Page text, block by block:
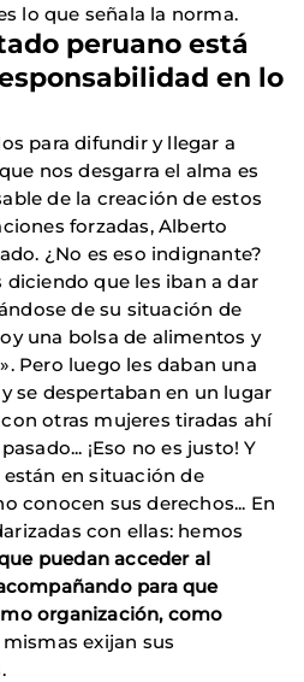
lo que señala la norma.
peruano está
en lo
para difundir y llegar a
nos desgarra el alma es
de la creación de estos
forzadas, Alberto
¿No es eso indignante?
diciendo que les iban a dar
de su situación de
una bolsa de alimentos y
Pero luego les daban una
se despertaban en un lugar
otras mujeres tiradas ahí
¡Eso no es justo! Y
en situación de
conocen sus derechos... En
con ellas: hemos
puedan acceder al
para que
organización, como
exijan sus